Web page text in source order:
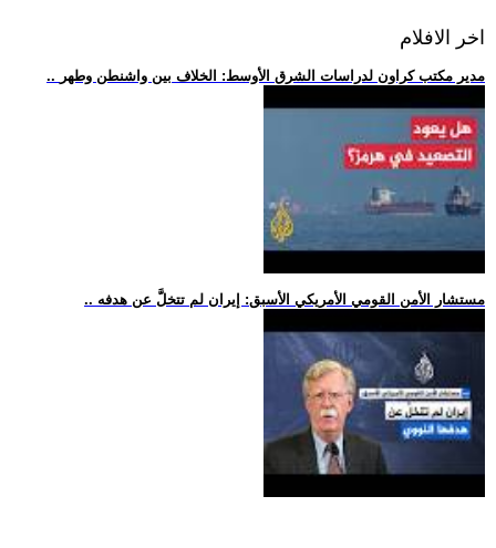
اخر الافلام
.. مدير مكتب كراون لدراسات الشرق الأوسط: الخلاف بين واشنطن وطهر
.. مستشار الأمن القومي الأمريكي الأسبق: إيران لم تتخلَّ عن هدفه